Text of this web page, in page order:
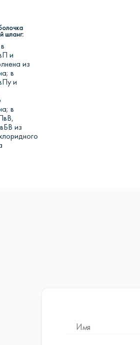
шланг:
и
из
в
и
в
из